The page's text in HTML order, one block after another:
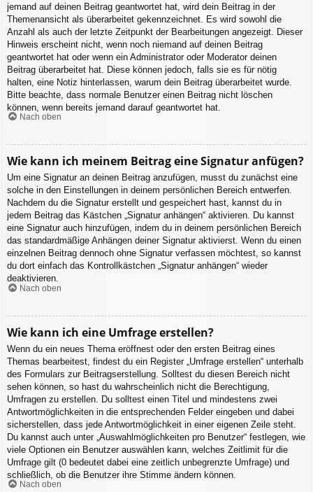
jemand auf deinen Beitrag geantwortet hat, wird dein Beitrag in der
Themenansicht als überarbeitet gekennzeichnet. Es wird sowohl die
Anzahl als auch der letzte Zeitpunkt der Bearbeitungen angezeigt. Dieser
Hinweis erscheint nicht, wenn noch niemand auf deinen Beitrag
geantwortet hat oder wenn ein Administrator oder Moderator deinen
Beitrag überarbeitet hat. Diese können jedoch, falls sie es für nötig
halten, eine Notiz hinterlassen, warum dein Beitrag überarbeitet wurde.
Bitte beachte, dass normale Benutzer einen Beitrag nicht löschen
können, wenn bereits jemand darauf geantwortet hat.
Nach oben
Wie kann ich meinem Beitrag eine Signatur anfügen?
Um eine Signatur an deinen Beitrag anzufügen, musst du zunächst eine
solche in den Einstellungen in deinem persönlichen Bereich entwerfen.
Nachdem du die Signatur erstellt und gespeichert hast, kannst du in
jedem Beitrag das Kästchen „Signatur anhängen“ aktivieren. Du kannst
eine Signatur auch hinzufügen, indem du in deinem persönlichen Bereich
das standardmäßige Anhängen deiner Signatur aktivierst. Wenn du einen
einzelnen Beitrag dennoch ohne Signatur verfassen möchtest, so kannst
du dort einfach das Kontrollkästchen „Signatur anhängen“ wieder
deaktivieren.
Nach oben
Wie kann ich eine Umfrage erstellen?
Wenn du ein neues Thema eröffnest oder den ersten Beitrag eines
Themas bearbeitest, findest du ein Register „Umfrage erstellen“ unterhalb
des Formulars zur Beitragserstellung. Solltest du diesen Bereich nicht
sehen können, so hast du wahrscheinlich nicht die Berechtigung,
Umfragen zu erstellen. Du solltest einen Titel und mindestens zwei
Antwortmöglichkeiten in die entsprechenden Felder eingeben und dabei
sicherstellen, dass jede Antwortmöglichkeit in einer eigenen Zeile steht.
Du kannst auch unter „Auswahlmöglichkeiten pro Benutzer“ festlegen, wie
viele Optionen ein Benutzer auswählen kann, welches Zeitlimit für die
Umfrage gilt (0 bedeutet dabei eine zeitlich unbegrenzte Umfrage) und
schließlich, ob die Benutzer ihre Stimme ändern können.
Nach oben